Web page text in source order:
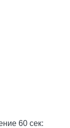
60 сек: